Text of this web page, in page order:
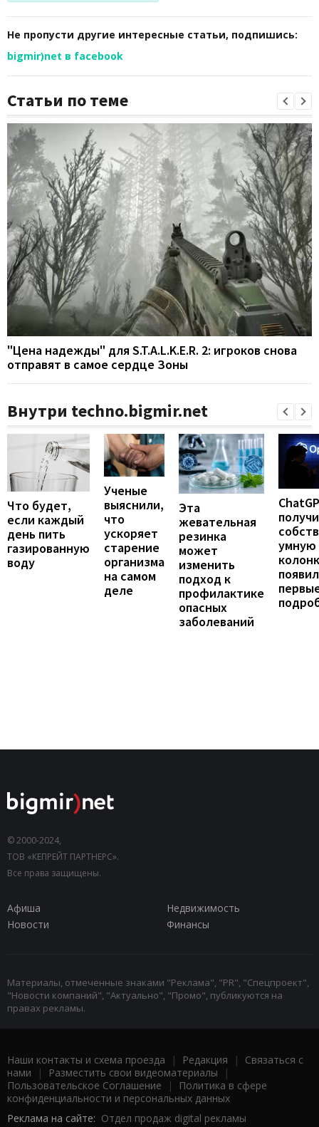
Не пропусти другие интересные статьи, подпишись:
bigmir)net в facebook
Статьи по теме
"Цена надежды" для S.T.A.L.K.E.R. 2: игроков снова
отправят в самое сердце Зоны
Внутри techno.bigmir.net
Что будет,
если каждый
день пить
газированную
воду
Ученые
выяснили,
что
ускоряет
старение
организма
на самом
деле
Эта
жевательная
резинка
может
изменить
подход к
профилактике
опасных
заболеваний
умную
© 2000-2024,
ТОВ «КЕПРЕЙТ ПАРТНЕРС».
Все права защищены.
Афиша
Недвижимость
Новости
Финансы
Материалы, отмеченные знаками "Реклама", "PR", "Спецпроект",
"Новости компаний", "Актуально", "Промо", публикуются на
правах рекламы.
Наши контакты и схема проезда | Редакция | Связаться с
нами | Разместить свои видеоматериалы |
Пользовательское Соглашение |
Политика в сфере
конфиденциальности и персональных данных
Реклама на сайте: Отдел продаж digital рекламы